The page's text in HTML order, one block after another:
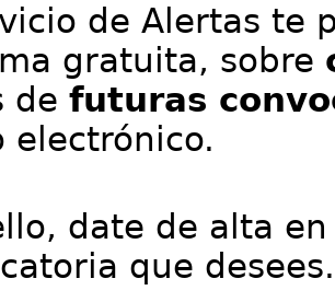
de Alertas te
gratuita, sobre
de futuras
electrónico.
date de alta
que desees.